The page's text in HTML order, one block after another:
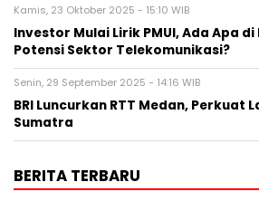
Kamis, 23 Oktober 2025 - 15:10 WIB
Investor Mulai Lirik PMUI, Ada Apa
Potensi Sektor Telekomunikasi?
Senin, 29 September 2025 - 14:16 WIB
BRI Luncurkan RTT Medan, Perkuat
Sumatra
BERITA TERBARU